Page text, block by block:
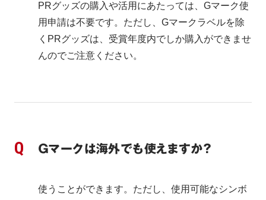
PRグッズの購入や活用にあたっては、Gマーク使
用申請は不要です。ただし、Gマークラベルを除
くPRグッズは、受賞年度内でしか購入ができませ
んのでご注意ください。
Ｇマークは海外でも使えますか？
使うことができます。ただし、使用可能なシンボ